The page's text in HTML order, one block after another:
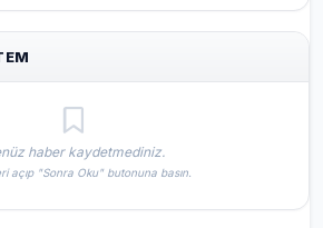
haber kaydetmediniz.
açıp "Sonra Oku" butonuna basın.